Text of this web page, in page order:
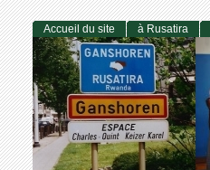
Accueil du site à Rusatira